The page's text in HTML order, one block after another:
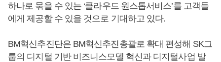
하나로 묶을 수 있는 ‘클라우드 원스톱서비스’를 고객들
에게 제공할 수 있을 것으로 기대하고 있다.
BM혁신추진단은 BM혁신추진총괄로 확대 편성해 SK그
룹의 디지털 기반 비즈니스모델 혁신과 디지털사업 발